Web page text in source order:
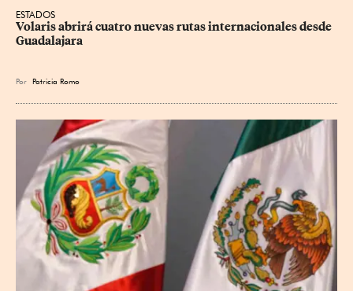
ESTADOS
Volaris abrirá cuatro nuevas rutas internacionales desde
Guadalajara
Por Patricia Romo